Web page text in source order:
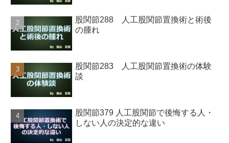
股関節288 人工股関節置換術と術後
の腫れ
股関節283 人工股関節置換術の体験
談
股関節379 人工股関節で後悔する人・
しない人の決定的な違い